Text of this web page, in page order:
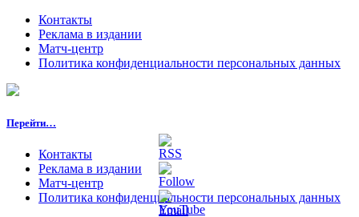
Контакты
Реклама в издании
Матч-центр
Политика конфиденциальности персональных данных
Перейти…
Контакты
Реклама в издании
Матч-центр
Политика конфиденциальности персональных данных